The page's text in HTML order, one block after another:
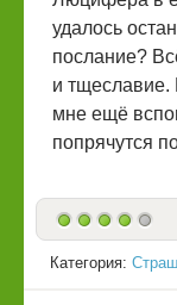
удалось
послание?
и тщеславие.
мне ещё
попрячутся
Категория: